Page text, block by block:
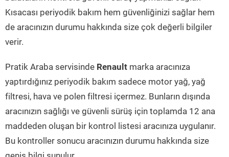
Kısacası periyodik bakım hem güvenliğinizi sağlar hem
de aracınızın durumu hakkında size çok değerli bilgiler
verir.
Pratik Araba servisinde Renault marka aracınıza
yaptırdığınız periyodik bakım sadece motor yağ, yağ
filtresi, hava ve polen filtresi içermez. Bunların dışında
aracınızın sağlığı ve güvenli sürüş için toplamda 12 ana
maddeden oluşan bir kontrol listesi aracınıza uygulanır.
Bu kontroller sonucu aracınızın durumu hakkında size